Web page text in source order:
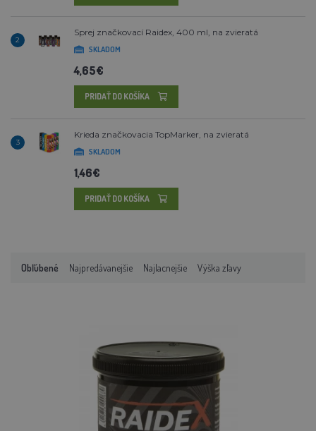
2
Sprej značkovací Raidex, 400 ml, na zvieratá
SKLADOM
4,65€
PRIDAŤ DO KOŠÍKA
3
Krieda značkovacia TopMarker, na zvieratá
SKLADOM
1,46€
PRIDAŤ DO KOŠÍKA
Obľúbené Najpredávanejšie Najlacnejšie Výška zľavy